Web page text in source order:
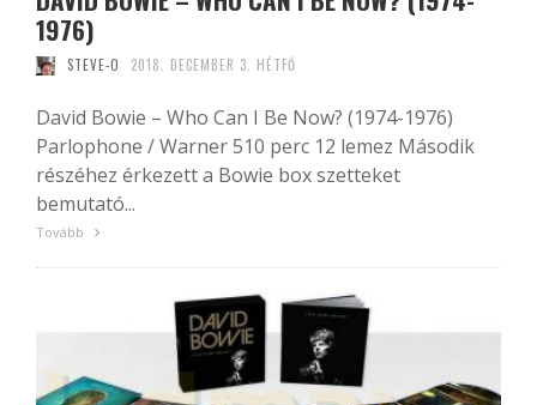
1976)
STEVE-O 2018. DECEMBER 3. HÉTFŐ
David Bowie – Who Can I Be Now? (1974-1976)
Parlophone / Warner 510 perc 12 lemez Második
részéhez érkezett a Bowie box szetteket
bemutató...
Tovább